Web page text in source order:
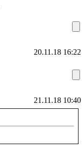
20.11.18 16:22
21.11.18 10:40